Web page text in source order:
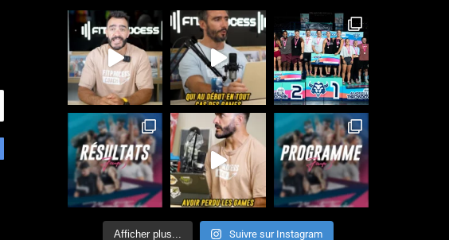
Afficher plus... Suivre sur Instagram